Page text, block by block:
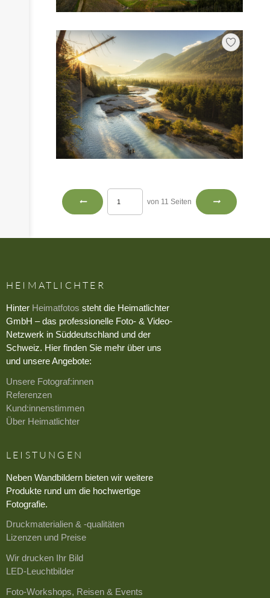
von 11 Seiten
HEIMATLICHTER
Hinter Heimatfotos steht die Heimatlichter
GmbH – das professionelle Foto- & Video-
Netzwerk in Süddeutschland und der
Schweiz. Hier finden Sie mehr über uns
und unsere Angebote:
Unsere Fotograf:innen
Referenzen
Kund:innenstimmen
Über Heimatlichter
LEISTUNGEN
Neben Wandbildern bieten wir weitere
Produkte rund um die hochwertige
Fotografie.
Druckmaterialien & -qualitäten
Lizenzen und Preise
Wir drucken Ihr Bild
LED-Leuchtbilder
Foto-Workshops, Reisen & Events